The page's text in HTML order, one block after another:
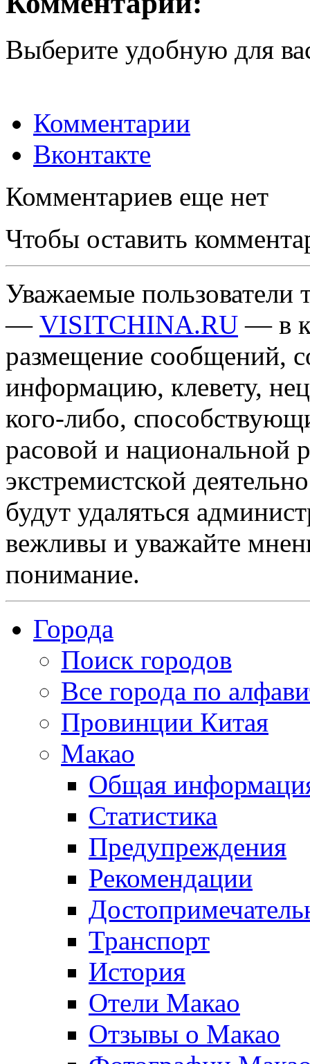
Выберите удобную для
Комментарии
Вконтакте
Комментариев еще нет
Чтобы оставить
Уважаемые пользователи
— VISITCHINA.RU — в
размещение сообщений,
информацию, клевету,
кого-либо,
расовой и национальной
экстремистской
будут удаляться
вежливы и уважайте
понимание.
Города
Поиск городов
Все города по
Провинции Китая
Макао
Общая
Статистика
Предупреждения
Рекомендации
Транспорт
История
Отели Макао
Отзывы о Макао